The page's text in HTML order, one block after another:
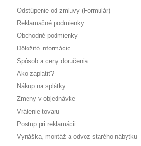
Odstúpenie od zmluvy (Formulár)
Reklamačné podmienky
Obchodné podmienky
Dôležité informácie
Spôsob a ceny doručenia
Ako zaplatiť?
Nákup na splátky
Zmeny v objednávke
Vrátenie tovaru
Postup pri reklamácii
Vynáška, montáž a odvoz starého nábytku